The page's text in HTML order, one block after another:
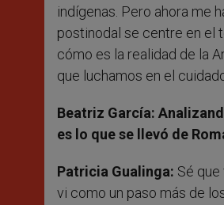
indígenas. Pero ahora me
postinodal se centre en el
cómo es la realidad de la
que luchamos en el
Beatriz García:
es lo que se llevó de
Patricia Gualinga: Sé
vi como un paso más de